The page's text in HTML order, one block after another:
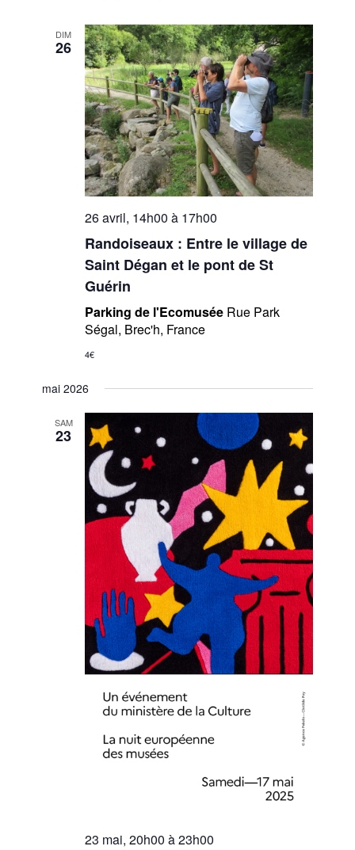
DIM
26
26 avril, 14h00 à 17h00
Randoiseaux : Entre le village de
Saint Dégan et le pont de St
Guérin
Parking de l'Ecomusée Rue Park
Ségal, Brec'h, France
4€
mai 2026
SAM
23
23 mai, 20h00 à23h00